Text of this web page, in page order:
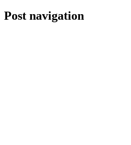
Post navigation